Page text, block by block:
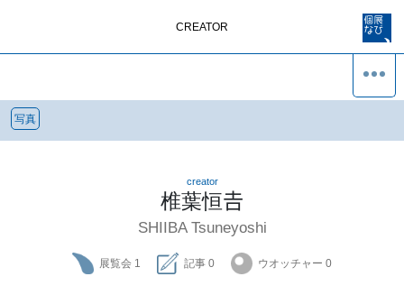
CREATOR
写真
creator
椎葉恒𠮷
SHIIBA Tsuneyoshi
展覧会 1 記事 0 ウオッチャー 0